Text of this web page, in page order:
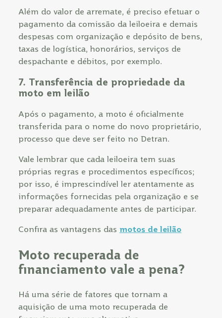
Além do valor de arremate, é preciso efetuar o
pagamento da comissão da leiloeira e demais
despesas com organização e depósito de bens,
taxas de logística, honorários, serviços de
despachante e débitos, por exemplo.
7. Transferência de propriedade da
moto em leilão​
Após o pagamento, a moto é oficialmente
transferida para o nome do novo proprietário,
processo que deve ser feito no Detran.
Vale lembrar que cada leiloeira tem suas
próprias regras e procedimentos específicos;
por isso, é imprescindível ler atentamente as
informações fornecidas pela organização e se
preparar adequadamente antes de participar.
Confira as vantagens das motos de leilão
Moto recuperada de
financiamento vale a pena?
Há uma série de fatores que tornam a
aquisição de uma moto recuperada de